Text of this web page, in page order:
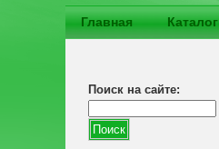
Главная Каталог
Поиск на сайте: